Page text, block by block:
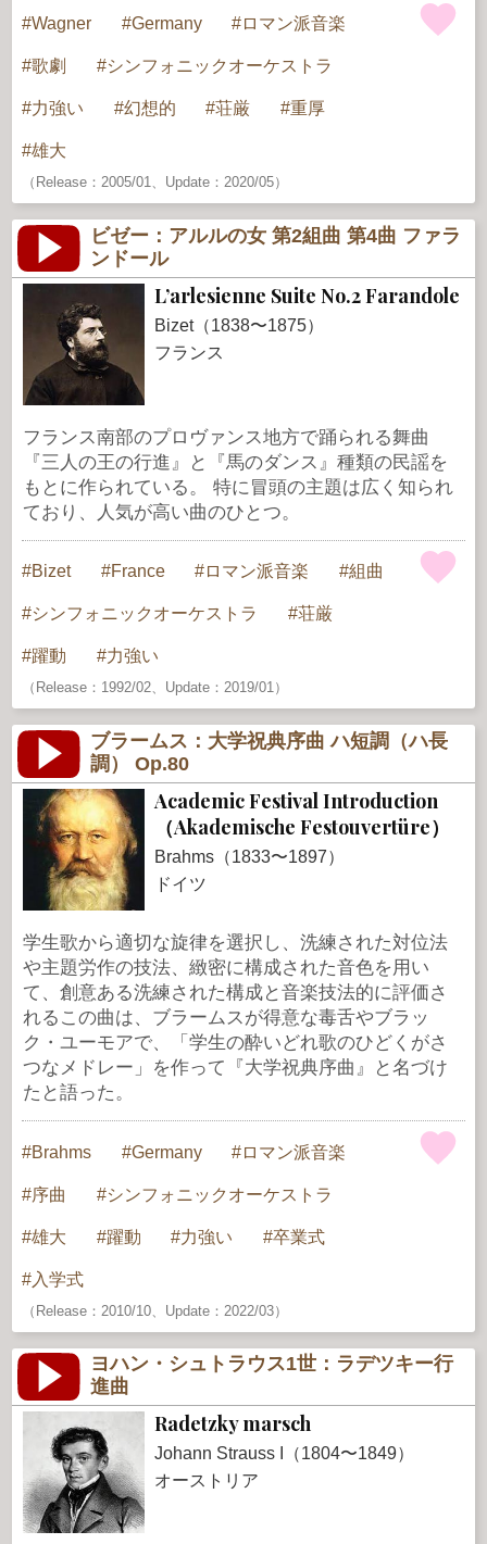
Wagner Germany ロマン派音楽
歌劇 シンフォニックオーケストラ
力強い 幻想的 荘厳 重厚
雄大
（Release：2005/01、Update：2020/05）
ビゼー：アルルの女 第2組曲 第4曲 ファラ
ンドール
L’arlesienne Suite No.2 Farandole
Bizet（1838〜1875）
フランス
フランス南部のプロヴァンス地方で踊られる舞曲
『三人の王の行進』と『馬のダンス』種類の民謡を
もとに作られている。 特に冒頭の主題は広く知られ
ており、人気が高い曲のひとつ。
Bizet France ロマン派音楽 組曲
シンフォニックオーケストラ 荘厳
躍動 力強い
（Release：1992/02、Update：2019/01）
ブラームス：大学祝典序曲 ハ短調（ハ長
調） Op.80
Academic Festival Introduction
（Akademische Festouvertüre）
Brahms（1833〜1897）
ドイツ
学生歌から適切な旋律を選択し、洗練された対位法
や主題労作の技法、緻密に構成された音色を用い
て、創意ある洗練された構成と音楽技法的に評価さ
れるこの曲は、ブラームスが得意な毒舌やブラッ
ク・ユーモアで、「学生の酔いどれ歌のひどくがさ
つなメドレー」を作って『大学祝典序曲』と名づけ
たと語った。
Brahms Germany ロマン派音楽
序曲 シンフォニックオーケストラ
雄大 躍動 力強い 卒業式
入学式
（Release：2010/10、Update：2022/03）
ヨハン・シュトラウス1世：ラデツキー行
進曲
Radetzky marsch
Johann Strauss I（1804〜1849）
オーストリア